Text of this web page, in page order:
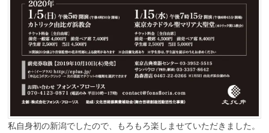
私自身初の新潟でしたので、もろもろ楽しませていただきました。